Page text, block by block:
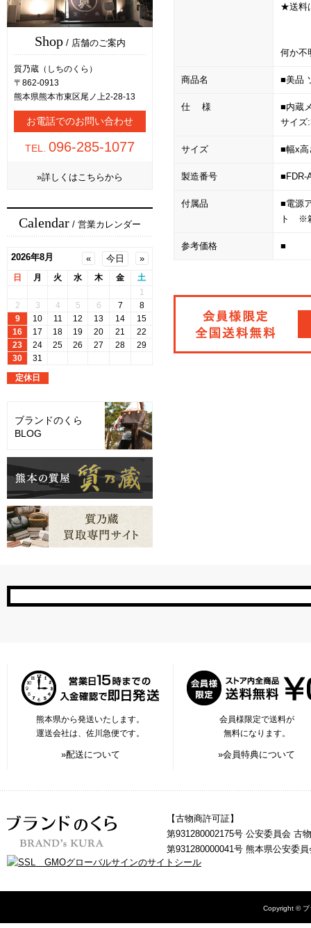
Shop/ 店舗のご案内
質乃蔵（しちのくら）
〒862-0913
熊本県熊本市東区尾ノ上2-28-13
お電話でのお問い合わせ
TEL. 096-285-1077
»詳しくはこちらから
Calendar / 営業カレンダー
ブランドのくら
BLOG
★送料
何か不
商品名 ■美品
仕 様
■内蔵
サイズ
サイズ ■幅x
製造番号 ■FDR-
付属品
■電源
ト ※
参考価格 ■
熊本県から発送いたします。
運送会社は、佐川急便です。
»配送について
会員様限定で送料が
無料になります。
»会員特典について
【古物商許可証】
第931280002175号 公安委員会 古
第931280000041号 熊本県公安委
Copyright © ブ